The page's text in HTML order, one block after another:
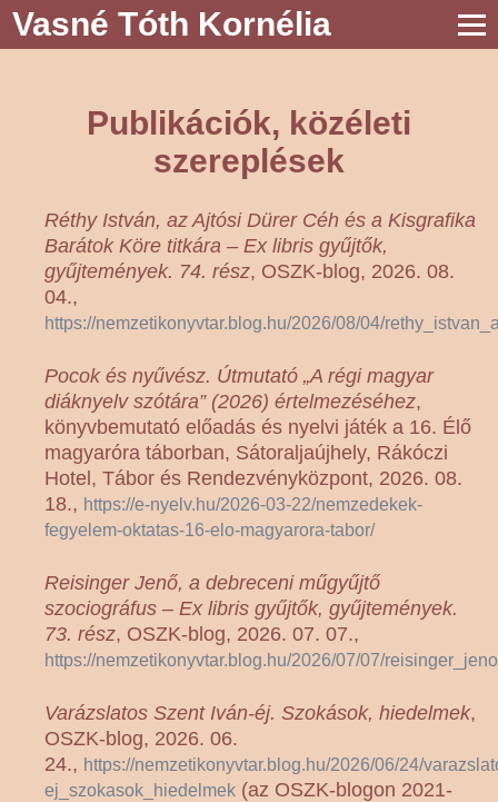
Vasné Tóth Kornélia
Publikációk, közéleti
szereplések
Réthy István, az Ajtósi Dürer Céh és a Kisgrafika
Barátok Köre titkára – Ex libris gyűjtők,
gyűjtemények. 74. rész, OSZK-blog, 2026. 08.
04.,
https://nemzetikonyvtar.blog.hu/2026/08/04/
Pocok és nyűvész. Útmutató „A régi magyar
diáknyelv szótára” (2026) értelmezéséhez,
könyvbemutató előadás és nyelvi játék a 16. Élő
magyaróra táborban, Sátoraljaújhely, Rákóczi
Hotel, Tábor és Rendezvényközpont, 2026. 08.
18., https://e-nyelv.hu/2026-03-22/nemzedekek-
fegyelem-oktatas-16-elo-magyarora-tabor/
Reisinger Jenő, a debreceni műgyűjtő
szociográfus – Ex libris gyűjtők, gyűjtemények.
73. rész, OSZK-blog, 2026. 07. 07.,
https://nemzetikonyvtar.blog.hu/2026/07/07/
Varázslatos Szent Iván-éj. Szokások, hiedelmek,
OSZK-blog, 2026. 06.
24., https://nemzetikonyvtar.blog.hu/2026/06/24/
ej_szokasok_hiedelmek (az OSZK-blogon 2021-